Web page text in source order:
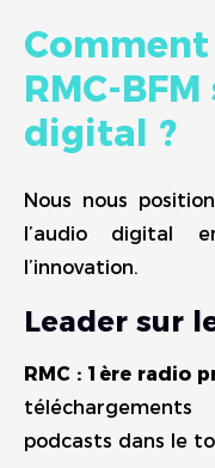
RMC-
digital ?
Nous nous
l’audio digital
l’innovation.
Leader sur
RMC : 1ère radio
podcasts dans le